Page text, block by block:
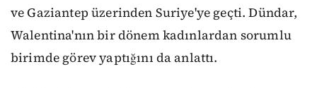
ve Gaziantep üzerinden Suriye'ye geçti. Dündar,
Walentina'nın bir dönem kadınlardan sorumlu
birimde görev yaptığını da anlattı.